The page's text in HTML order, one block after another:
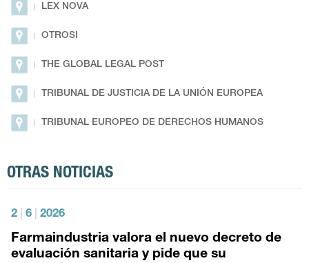
LEX NOVA
OTROSI
THE GLOBAL LEGAL POST
TRIBUNAL DE JUSTICIA DE LA UNIÓN EUROPEA
TRIBUNAL EUROPEO DE DERECHOS HUMANOS
OTRAS NOTICIAS
2 6 2026
Farmaindustria valora el nuevo decreto de
evaluación sanitaria y pide que su